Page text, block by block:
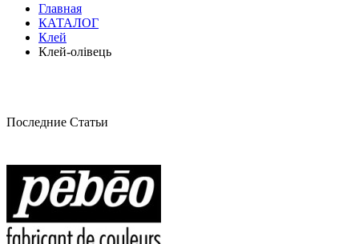
Главная
КАТАЛОГ
Клей
Клей-олівець
Последние Статьи